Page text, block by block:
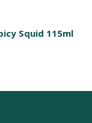
Squid 115ml